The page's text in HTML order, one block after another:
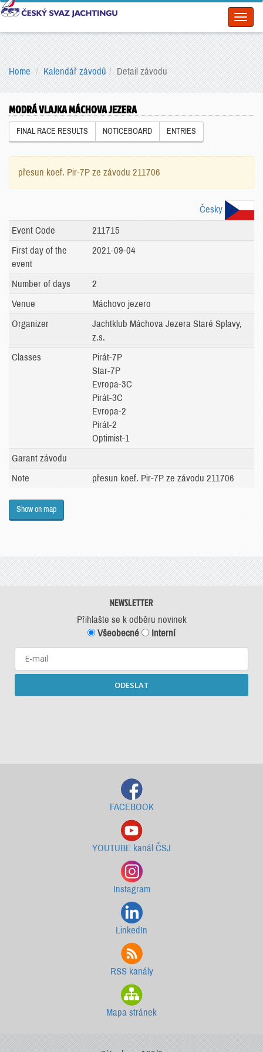
Home Kalendář závodů Detail závodu
MODRÁ VLAJKA MÁCHOVA JEZERA
FINAL RACE RESULTS NOTICEBOARD ENTRIES
přesun koef. Pir-7P ze závodu 211706
Česky
Event Code
211715
First day of the
event
2021-09-04
Number of days
2
Venue
Máchovo jezero
Organizer
Jachtklub Máchova Jezera Staré Splavy,
z.s.
Classes
Pirát-7P
Star-7P
Evropa-3C
Pirát-3C
Evropa-2
Pirát-2
Optimist-1
Garant závodu
Note
přesun koef. Pir-7P ze závodu 211706
Show on map
NEWSLETTER
Přihlašte se k odběru novinek
Všeobecné
Interní
ODESLAT
FACEBOOK
YOUTUBE kanál ČSJ
Instagram
LinkedIn
RSS kanály
Mapa stránek